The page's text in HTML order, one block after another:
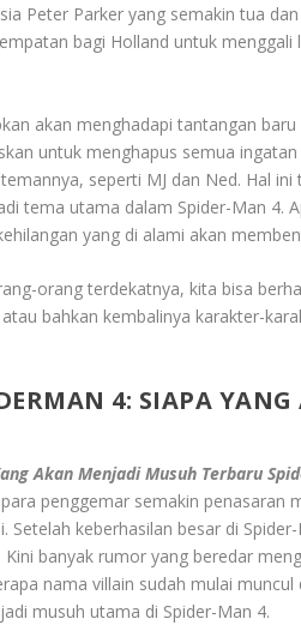
Peter Parker yang semakin tua
bagi Holland untuk
akan menghadapi tantangan
untuk menghapus semua
seperti MJ dan Ned. Hal
tema utama dalam Spider-Man 4.
yang di alami akan
orang terdekatnya, kita bisa
bahkan kembalinya karakter-
4: SIAPA
Akan Menjadi Musuh Terbaru
penggemar semakin penasaran
Setelah keberhasilan besar di
banyak rumor yang beredar
nama villain sudah mulai
musuh utama di Spider-Man 4.